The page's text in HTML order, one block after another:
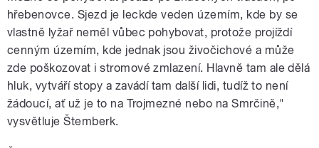
hřebenovce. Sjezd je leckde veden územím, kde by se
vlastně lyžař neměl vůbec pohybovat, protože projíždí
cenným územím, kde jednak jsou živočichové a může
zde poškozovat i stromové zmlazení. Hlavně tam ale dělá
hluk, vytváří stopy a zavádí tam další lidi, tudíž to není
žádoucí, ať už je to na Trojmezné nebo na Smrčině,"
vysvětlujeŠtemberk.